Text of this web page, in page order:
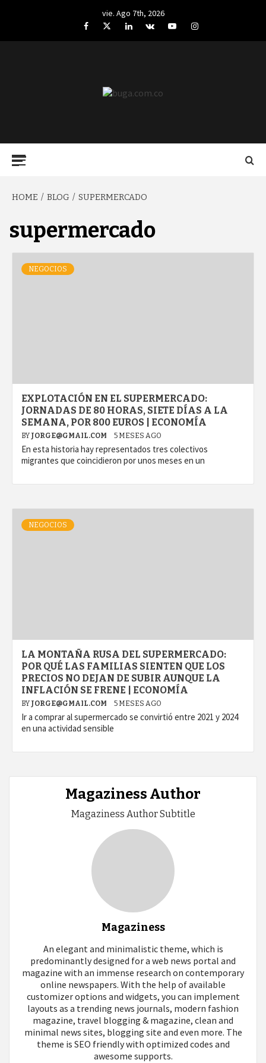
vie. Ago 7th, 2026
FacebookTwitterLinkedIn
VK YouTubeInstagram
HOME BLOG SUPERMERCADO
supermercado
NEGOCIOS
EXPLOTACIÓN EN EL SUPERMERCADO:
JORNADAS DE 80 HORAS, SIETE DÍAS A LA
SEMANA, POR 800 EUROS | ECONOMÍA
BY JORGE@GMAIL.COM 5 MESES AGO
En esta historia hay representados tres colectivos
migrantes que coincidieron por unos meses en un
NEGOCIOS
LA MONTAÑA RUSA DEL SUPERMERCADO:
POR QUÉ LAS FAMILIAS SIENTEN QUE LOS
PRECIOS NO DEJAN DE SUBIR AUNQUE LA
INFLACIÓN SE FRENE | ECONOMÍA
BY JORGE@GMAIL.COM 5 MESES AGO
Ir a comprar al supermercado se convirtió entre 2021 y 2024
en una actividad sensible
Magaziness Author
Magaziness Author Subtitle
Magaziness
An elegant and minimalistic theme, which is
predominantly designed for a web news portal and
magazine with an immense research on contemporary
online newspapers. With the help of available
customizer options and widgets, you can implement
layouts as a trending news journals, modern fashion
magazine, travel blogging & magazine, clean and
minimal news sites, blogging site and even more. The
theme is SEO friendly with optimized codes and
awesome supports.